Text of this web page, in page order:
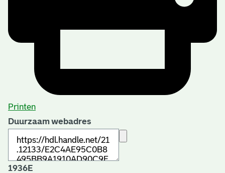
Printen
Duurzaam webadres
1936E